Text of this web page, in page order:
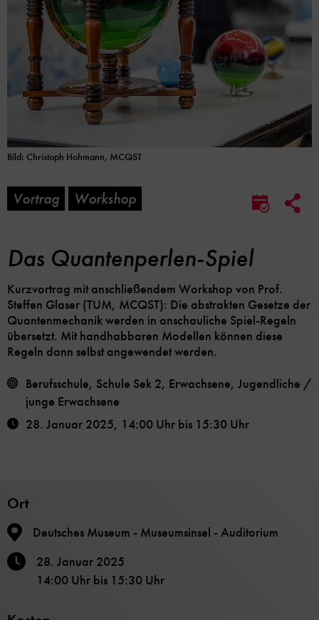
Bild: Christoph Hohmann, MCQST
Vortrag Workshop
Das Quantenperlen-Spiel
Kurzvortrag mit anschließendem Workshop von Prof.
Steffen Glaser (TUM, MCQST): Die abstrakten Gesetze der
Quantenmechanik werden in anschauliche Spiel-Regeln
übersetzt. Mit handhabbaren Modellen können diese
Regeln dann selbst angewendet werden.
Berufsschule, Schule Sek 2, Erwachsene, Jugendliche /
junge Erwachsene
28. Januar 2025, 14:00 Uhr bis 15:30 Uhr
Ort
Deutsches Museum - Museumsinsel - Auditorium
28. Januar 2025
14:00 Uhr bis 15:30 Uhr